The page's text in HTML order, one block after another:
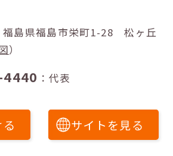
）
：代表
サイトを見る